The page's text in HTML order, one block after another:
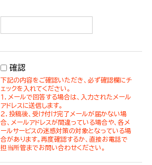
確認
下記の内容をご確認いただき、必ず確認欄にチ
ェックを入れてください。
１．メールで回答する場合は、入力されたメール
アドレスに送信します。
２．投稿後、受け付け完了メールが届かない場
合、メールアドレスが間違っている場合や、各メ
ールサービスの迷惑対策の対象となっている場
合があります。再度確認するか、直接お電話で
担当所管までお問い合わせください。